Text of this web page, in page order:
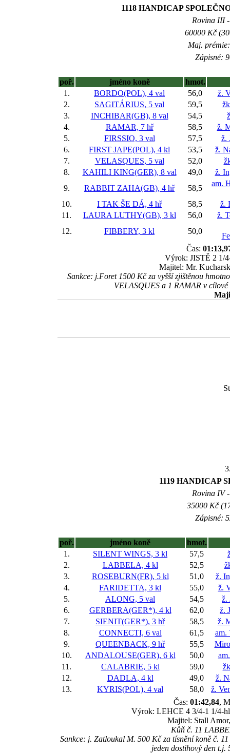
1118 HANDICAP
Rovina III
60000 Kč
Maj.
Zápisné:
poř. jméno koně
hmot.
1.
BORDO(POL), 4 val 56,0
ž.
2.
SAGITÁRIUS, 5 val 59,5
3.
INCHIBAR(GB), 8 val 54,5
4.
RAMAR, 7 hř 58,5
ž.
5.
FIRSSIO, 3 val 57,5
ž.
6.
FIRST JAPE(POL), 4 kl 53,5
ž.
7.
VELASQUES, 5 val 52,0
8.
KAHILI KING(GER), 8 val 49,0
ž.
9.
RABBIT ZAHA(GB), 4 hř 58,5
am.
10. I TAK ŠE DÁ, 4 hř 58,5
ž.
11.
LAURA LUTHY(GB), 3 kl 56,0
ž.
12.
FIBBERY, 3 kl 50,0
Čas:
Výrok: JISTĚ 2 1/
Majitel: Mr.
Sankce: j.Foret 1500 Kč za vyšší zjištěnou
VELASQUES a 1 RAMAR v
1119 HANDICAP
Rovina IV
35000 Kč
Zápisné:
poř. jméno koně
hmot.
1.
SILENT WINGS, 3 kl 57,5
2.
LABBELA, 4 kl 52,5
3.
ROSEBURN(FR), 5 kl 51,0
ž.
4.
FARIDETTA, 3 kl 55,0
ž.
5.
ALONG, 5 val 54,5
ž.
6.
GERBERA(GER*), 4 kl 62,0
ž.
7.
SIENIT(GER*), 3 hř 58,5
ž.
8.
CONNECTI, 6 val 61,5
am.
9.
QUEENBACK, 9 hř 55,5
10.
ANDALOUSE(GER), 6 kl 50,0
11.
CALABRIE, 5 kl 59,0
12.
DADLA, 4 kl 49,0
ž.
13.
KYRIS(POL), 4 val 58,0
ž.
Čas: 01:42,84,
Výrok: LEHCE 4 3/4-1 1/4-
Majitel: Stall
Kůň č. 11
Sankce: j. Zatloukal M. 500 Kč za tísnění koně č.
jeden dostihový den